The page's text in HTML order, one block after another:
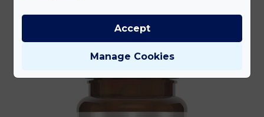
Manage Cookies
Accept